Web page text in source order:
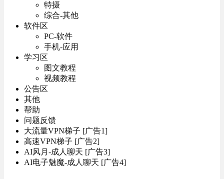
特摄
综合-其他
软件区
PC-软件
手机-应用
学习区
图文教程
视频教程
公告区
其他
帮助
问题反馈
大流量VPN梯子 [广告1]
高速VPN梯子 [广告2]
AI风月-成人聊天 [广告3]
AI电子魅魔-成人聊天 [广告4]